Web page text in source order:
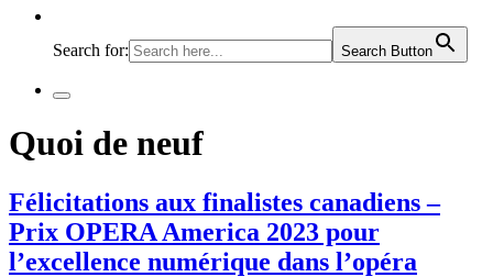
Search for: Search Button
Quoi de neuf
Félicitations aux finalistes canadiens –
Prix OPERA America 2023 pour
l’excellence numérique dans l’opéra